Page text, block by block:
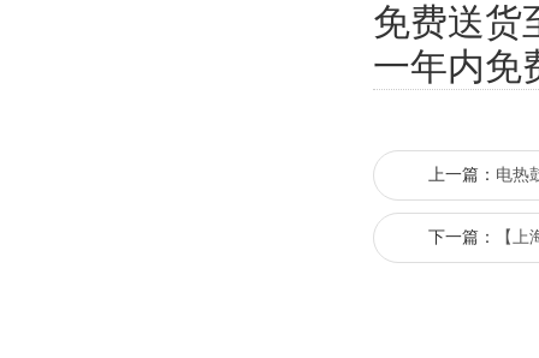
免费送货
一年内免
上一篇： 电热
下一篇： 【